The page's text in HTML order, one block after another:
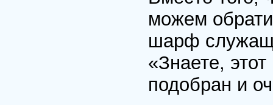
можем
шарф
«Знаете,
подобран и